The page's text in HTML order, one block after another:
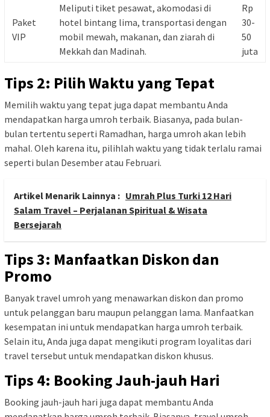
Paket
VIP
Meliputi tiket pesawat, akomodasi di
hotel bintang lima, transportasi dengan
mobil mewah, makanan, dan ziarah di
Mekkah dan Madinah.
Rp
30-
50
juta
Tips 2: Pilih Waktu yang Tepat
Memilih waktu yang tepat juga dapat membantu Anda
mendapatkan harga umroh terbaik. Biasanya, pada bulan-
bulan tertentu seperti Ramadhan, harga umroh akan lebih
mahal. Oleh karena itu, pilihlah waktu yang tidak terlalu ramai
seperti bulan Desember atau Februari.
Artikel Menarik Lainnya : Umrah Plus Turki 12 Hari
Salam Travel – Perjalanan Spiritual & Wisata
Bersejarah
Tips 3: Manfaatkan Diskon dan
Promo
Banyak travel umroh yang menawarkan diskon dan promo
untuk pelanggan baru maupun pelanggan lama. Manfaatkan
kesempatan ini untuk mendapatkan harga umroh terbaik.
Selain itu, Anda juga dapat mengikuti program loyalitas dari
travel tersebut untuk mendapatkan diskon khusus.
Tips 4: Booking Jauh-jauh Hari
Booking jauh-jauh hari juga dapat membantu Anda